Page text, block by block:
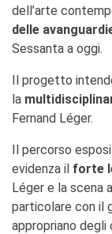
dell’arte
delle
Sessanta a oggi.
Il progetto
la
Fernand Léger.
Il percorso
evidenza il forte
Léger e la scena
particolare con il
appropriano